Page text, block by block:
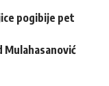
pogibije pet
Mulahasanović